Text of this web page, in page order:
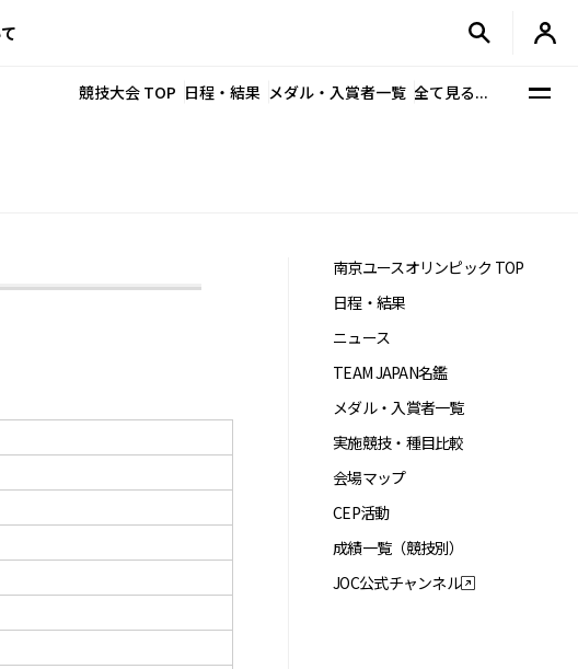
競技大会 TOP 日程・結果 メダル・入賞者一覧 全て見る...
南京ユースオリンピック TOP
日程・結果
ニュース
TEAM JAPAN名鑑
メダル・入賞者一覧
実施競技・種目比較
会場マップ
CEP活動
成績一覧（競技別）
JOC公式チャンネル